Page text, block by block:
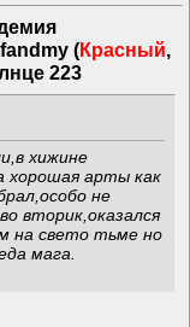
(Красный,
223
хижине
хорошая арты как
не
вторик,оказался
на свето тьме но
мага.